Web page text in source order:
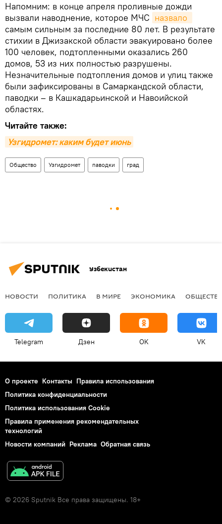
Напомним: в конце апреля проливные дожди
вызвали наводнение, которое МЧС
самым сильным за последние 80 лет. В результате
стихии в Джизакской области эвакуировано более
100 человек, подтопленными оказались 260
домов, 53 из них полностью разрушены.
Незначительные подтопления домов и улиц также
были зафиксированы в Самаркандской области,
паводки – в Кашкадарьинской и Навоийской
областях.
Читайте также:
Узгидромет: каким будет июнь
Общество Узгидромет паводки град
Узбекистан
НОВОСТИ ПОЛИТИКА В МИРЕ ЭКОНОМИКА
Telegram Дзен OK VK
О проекте Контакты Правила использования
Политика конфиденциальности
Политика использования Cookie
Правила применения рекомендательных
технологий
Новости компаний Реклама Обратная связь
© 2026 Sputnik Все права защищены. 18+